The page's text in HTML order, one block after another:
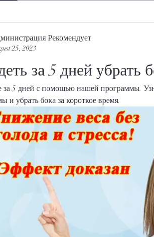
Рекомендует
25, 2023
за 5 дней убрать
за 5 дней с помощью нашей программы.
и убрать бока за короткое время.